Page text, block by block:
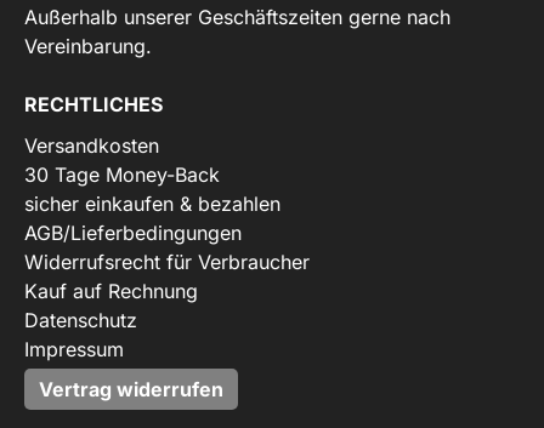
Außerhalb unserer Geschäftszeiten gerne nach
Vereinbarung.
RECHTLICHES
Versandkosten
30 Tage Money-Back
sicher einkaufen & bezahlen
AGB/Lieferbedingungen
Widerrufsrecht für Verbraucher
Kauf auf Rechnung
Datenschutz
Impressum
Vertrag widerrufen